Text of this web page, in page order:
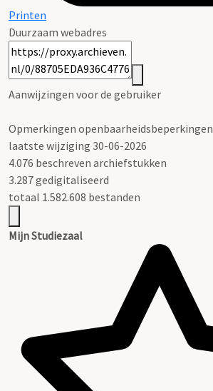
Printen
Duurzaam webadres
Aanwijzingen voor de gebruiker
Opmerkingen openbaarheidsbeperkingen
laatste wijziging 30-06-2026
4.076 beschreven archiefstukken
3.287 gedigitaliseerd
totaal 1.582.608 bestanden
Mijn Studiezaal